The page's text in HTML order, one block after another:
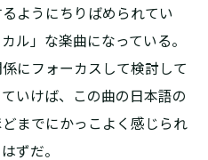
ようにちりばめられてい
ル」な楽曲になっている。
にフォーカスして検討して
いけば、この曲の日本語の
までにかっこよく感じられ
ずだ。